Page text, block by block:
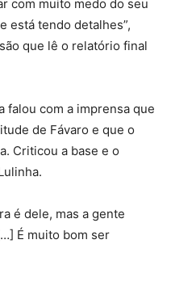
com muito medo do seu
está tendo detalhes”,
que lê o relatório final
falou com a imprensa que
de Fávaro e que o
Criticou a base e o
é dele, mas a gente
É muito bom ser